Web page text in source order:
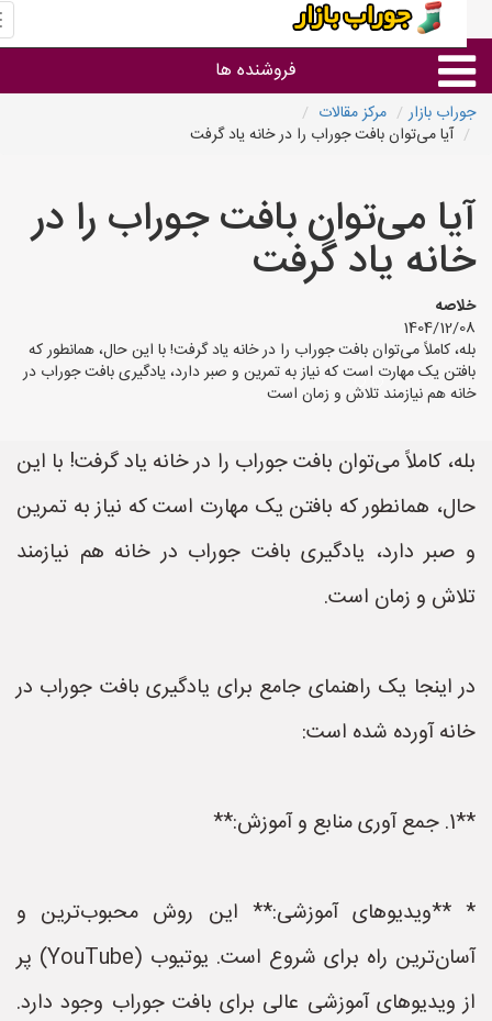
فروشنده ها
گروه ها
استان ها
بازار
مرکز مقالات
آیا می‌توان بافت جوراب را در خانه یاد گرفت
می‌توان بافت جوراب را در
یاد گرفت
1404/12/
کاملاً می‌توان بافت جوراب را در خانه یاد گرفت! با این حال، همانطور که
یک مهارت است که نیاز به تمرین و صبر دارد، یادگیری بافت جوراب در
هم نیازمند تلاش و زمان است
کاملاً می‌توان بافت جوراب را در خانه یاد گرفت! با این
همانطور که بافتن یک مهارت است که نیاز به تمرین
صبر دارد، یادگیری بافت جوراب در خانه هم نیازمند
و زمان است.
اینجا یک راهنمای جامع برای یادگیری بافت جوراب در
آورده شده است:
**ویدیوهای آموزشی:** این روش محبوب‌ترین و
آسان‌ترین راه برای شروع است. یوتیوب (YouTube) پر
ویدیوهای آموزشی عالی برای بافت جوراب وجود دارد.